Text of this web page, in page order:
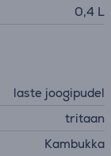
0,4 L
laste joogipudel
tritaan
Kambukka